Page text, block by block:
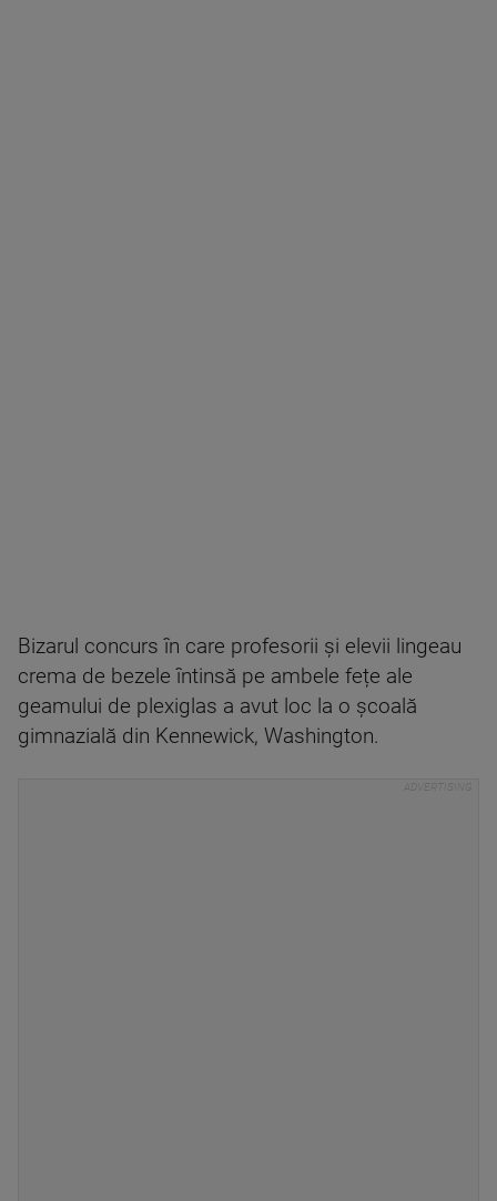
Bizarul concurs în care profesorii și elevii lingeau
crema de bezele întinsă pe ambele fețe ale
geamului de plexiglas a avut loc la o școală
gimnazială din Kennewick, Washington.